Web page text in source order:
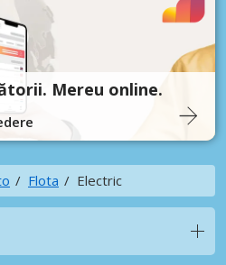
Mereu online.
Flota Electric